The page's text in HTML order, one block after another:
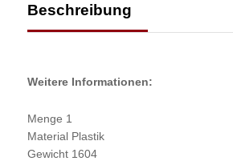
Beschreibung
Weitere Informationen:
Menge 1
Material Plastik
Gewicht 1604